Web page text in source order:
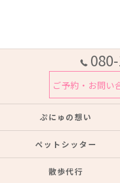
ご予約・お問い
ぷにゅの想い
ペットシッター
散歩代行